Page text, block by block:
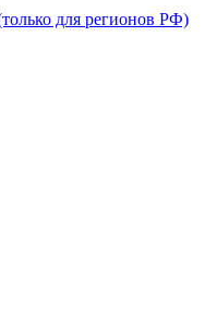
для регионов РФ)